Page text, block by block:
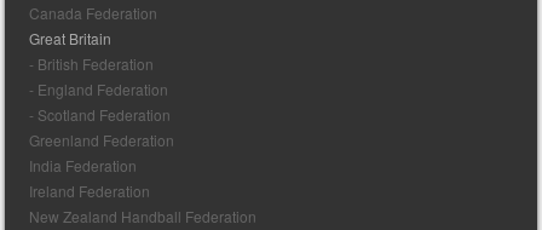
Canada Federation
Great Britain
- British Federation
- England Federation
- Scotland Federation
Greenland Federation
India Federation
Ireland Federation
New Zealand Handball Federation